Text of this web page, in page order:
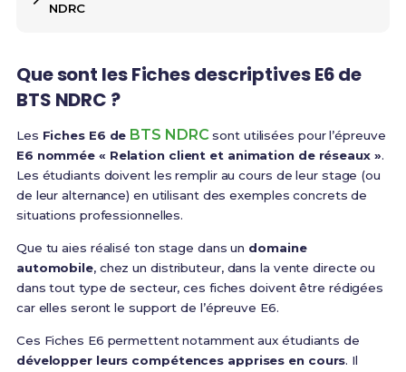
NDRC
Que sont les Fiches descriptives E6 de
BTS NDRC ?
Les Fiches E6 de BTS NDRC sont utilisées pour l’épreuve
E6 nommée « Relation client et animation de réseaux ».
Les étudiants doivent les remplir au cours de leur stage (ou
de leur alternance) en utilisant des exemples concrets de
situations professionnelles.
Que tu aies réalisé ton stage dans un domaine
automobile, chez un distributeur, dans la vente directe ou
dans tout type de secteur, ces fiches doivent être rédigées
car elles seront le support de l’épreuve E6.
Ces Fiches E6 permettent notamment aux étudiants de
développer leurs compétences apprises en cours. Il